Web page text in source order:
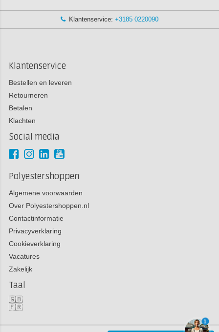
Klantenservice: +3185 0220090
Klantenservice
Bestellen en leveren
Retourneren
Betalen
Klachten
Social media
Polyestershoppen
Algemene voorwaarden
Over Polyestershoppen.nl
Contactinformatie
Privacyverklaring
Cookieverklaring
Vacatures
Zakelijk
Taal
🇬🇧
🇫🇷
1